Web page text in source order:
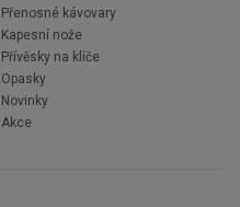
Přenosné kávovary
Kapesní nože
Přívěsky na klíče
Opasky
Novinky
Akce